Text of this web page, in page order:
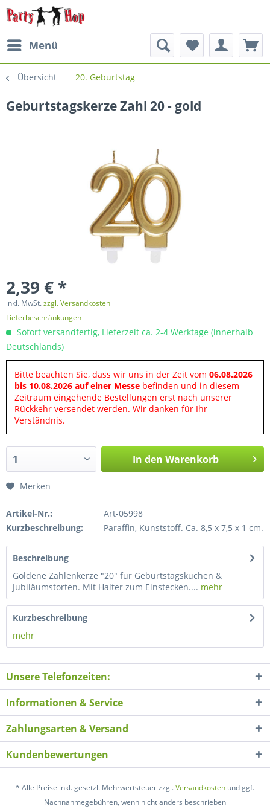
Menü
Übersicht 20. Geburtstag
Geburtstagskerze Zahl 20 - gold
2,39 € *
inkl. MwSt.zzgl. Versandkosten
Lieferbeschränkungen
Sofort versandfertig, Lieferzeit ca. 2-4 Werktage (innerhalb
Deutschlands)
Bitte beachten Sie, dass wir uns in der Zeit vom 06.08.2026
bis 10.08.2026 auf einer Messe befinden und in diesem
Zeitraum eingehende Bestellungen erst nach unserer
Rückkehr versendet werden. Wir danken für Ihr
Verständnis.
In den Warenkorb
Merken
Artikel-Nr.:
Art-05998
Kurzbeschreibung:
Paraffin, Kunststoff. Ca. 8,5 x 7,5 x 1 cm.
Beschreibung
Goldene Zahlenkerze "20" für Geburtstagskuchen &
Jubiläumstorten. Mit Halter zum Einstecken.... mehr
Kurzbeschreibung
mehr
Unsere Telefonzeiten:
Informationen & Service
Zahlungsarten & Versand
Kundenbewertungen
* Alle Preise inkl. gesetzl. Mehrwertsteuer zzgl.Versandkosten und ggf.
Nachnahmegebühren, wenn nicht anders beschrieben